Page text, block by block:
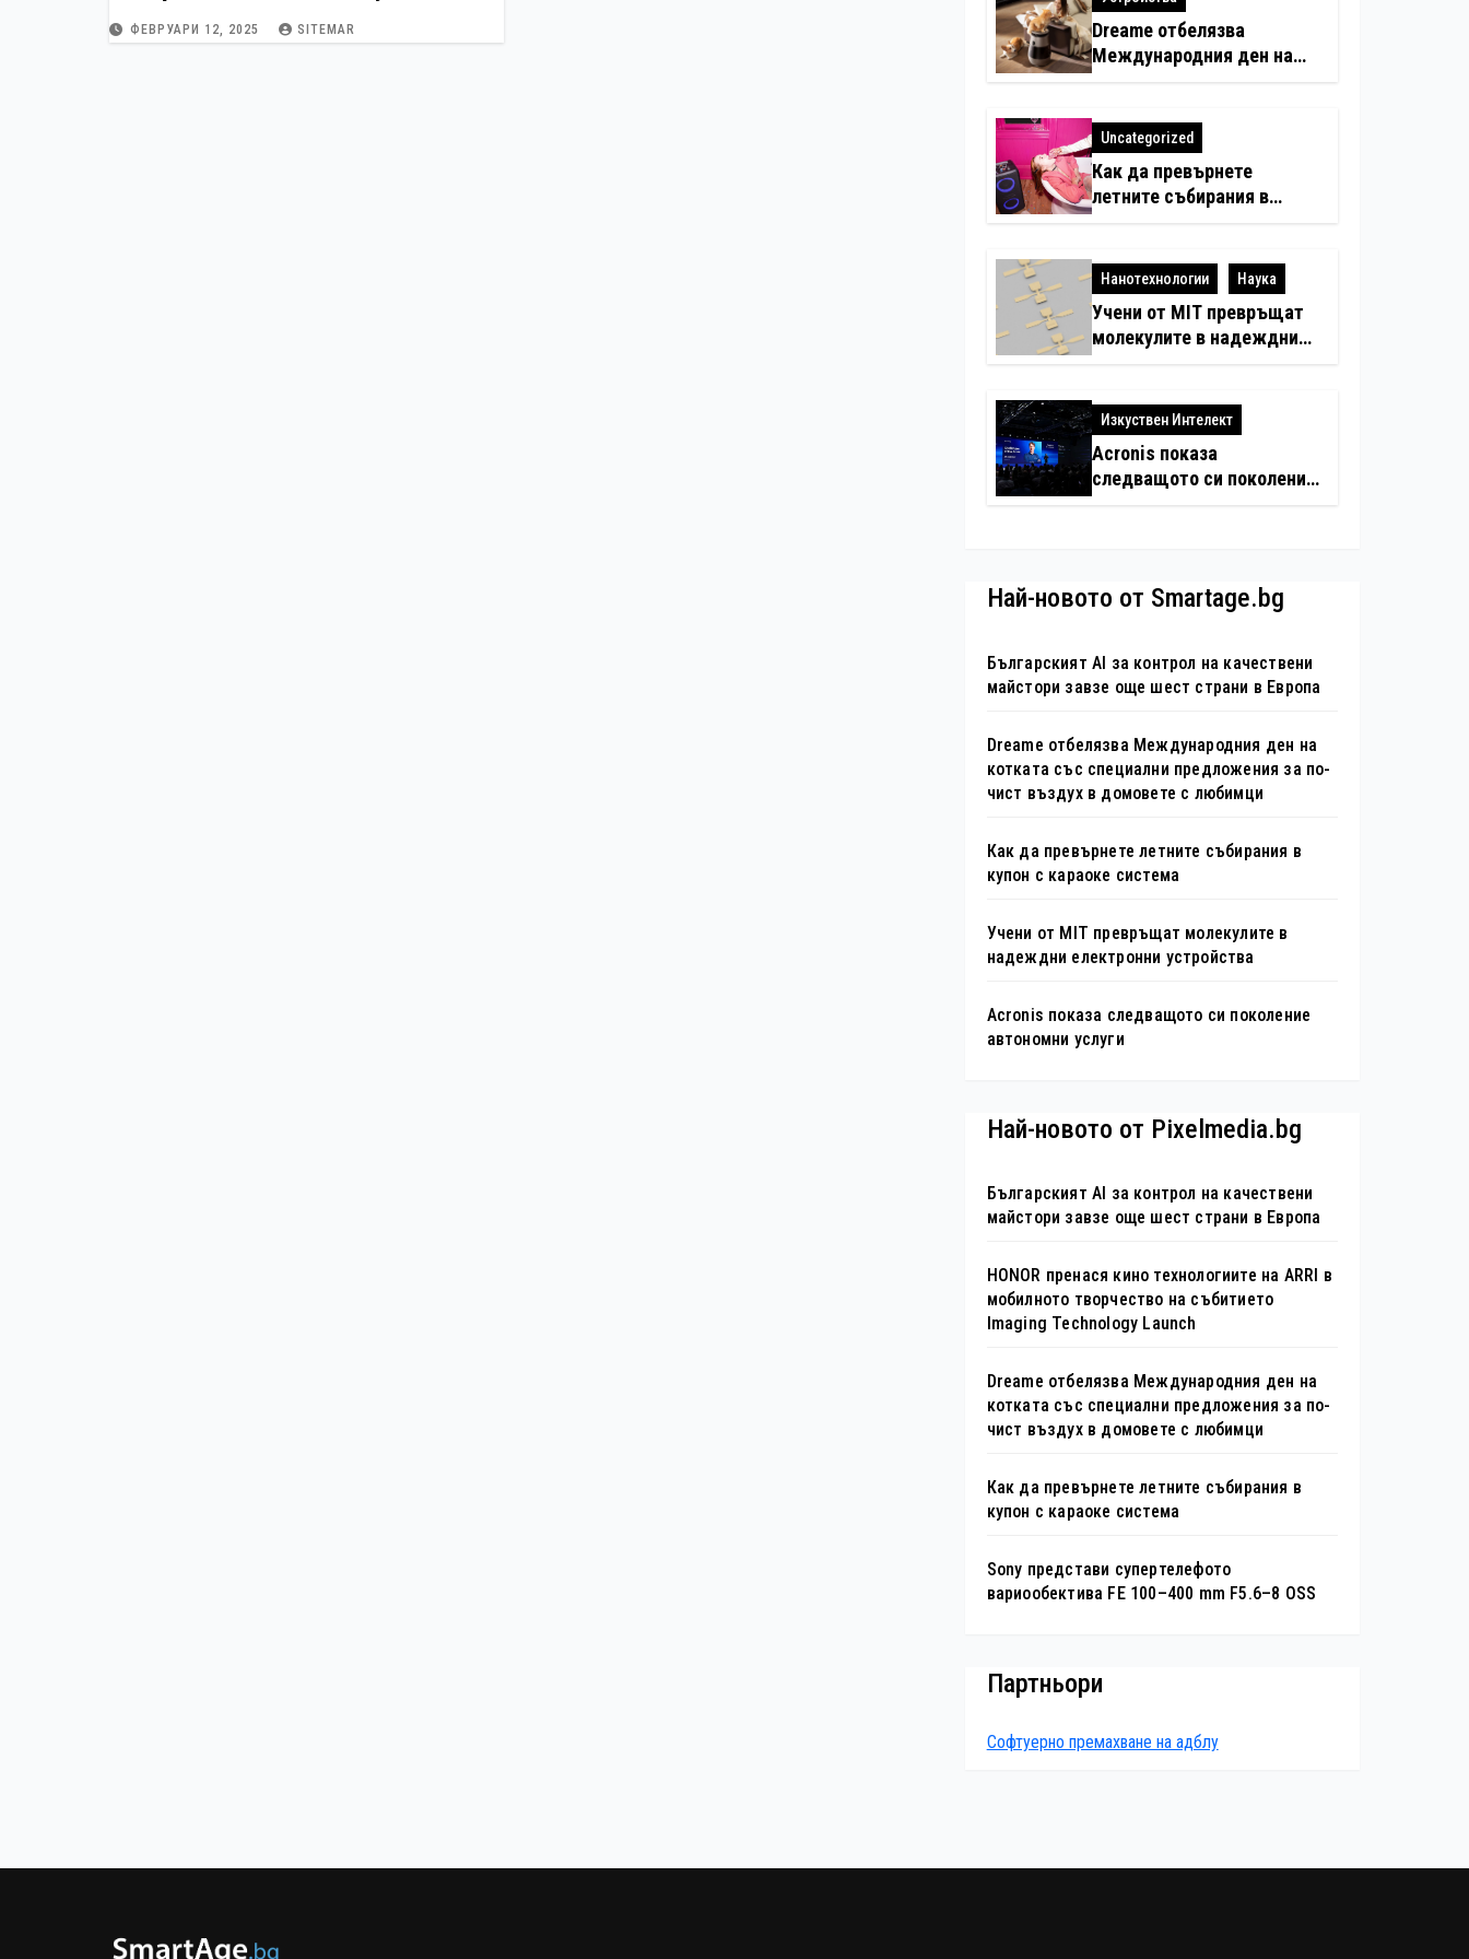
ФЕВРУАРИ 12, 2025 SITEMAR
Dreame отбелязва
Международния ден на
котката със специални
въздух в домовете с
любимци
Uncategorized
Как да превърнете
летните събирания в
купон с караоке система
Нанотехнологии Наука
Учени от MIT превръщат
молекулите в надеждни
електронни устройства
Изкуствен Интелект
Acronis показа
следващото си поколение
автономни услуги
Най-новото от Smartage.bg
Българският AI за контрол на качествени
майстори завзе още шест страни в Европа
Dreame отбелязва Международния ден на
котката със специални предложения за по-
чист въздух в домовете с любимци
Как да превърнете летните събирания в
купон с караоке система
Учени от MIT превръщат молекулите в
надеждни електронни устройства
Acronis показа следващото си поколение
автономни услуги
Най-новото от Pixelmedia.bg
Българският AI за контрол на качествени
майстори завзе още шест страни в Европа
HONOR пренася кино технологиите на ARRI в
мобилното творчество на събитието
Imaging Technology Launch
Dreame отбелязва Международния ден на
котката със специални предложения за по-
чист въздух в домовете с любимци
Как да превърнете летните събирания в
купон с караоке система
Sony представи супертелефото
вариообектива FE 100–400 mm F5.6–8 OSS
Партньори
Софтуерно премахване на адблу